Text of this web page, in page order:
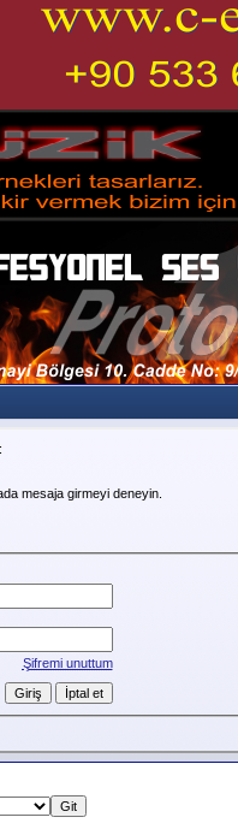
mesaja girmeyi deneyin.
Şifremi unuttum